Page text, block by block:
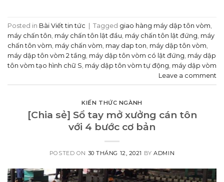
Posted in Bài Viết tin tức | Tagged giao hàng máy dập tôn vòm
máy chấn tôn máy chấn tôn lật đầu máy chấn tôn lật đứng máy
chấn tôn vòm máy chấn vòm may dap ton máy dập tôn vòm
máy dập tôn vòm 2 tầng máy dập tôn vòm có lật đứng máy dập
tôn vòm tạo hình chữ S máy dập tôn vòm tự động máy dập vòm
Leave a comment
KIẾN THỨC NGÀNH
[Chia sẻ] Sổ tay mở xưởng cán tôn
với 4 bước cơ bản
POSTED ON 30 THÁNG 12, 2021 BYADMIN